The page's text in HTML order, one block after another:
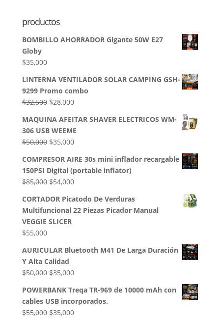
productos
BOMBILLO AHORRADOR Gigante 50W E27
Globy
$35,000
LINTERNA VENTILADOR SOLAR CAMPING GSH-
9299 Promo combo
$32,500 El
original
era:
$32,500.
$28,000El
actual
es:
$28,000.
MAQUINA AFEITAR SHAVER ELECTRICOS WM-
306 USB WEEME
$50,000 El
original
era:
$50,000.
$35,000El
actual
es:
$35,000.
COMPRESOR AIRE 30s mini inflador recargable
150PSI Digital (portable inflator)
$85,000 El
original
era:
$85,000.
$54,000El
actual
es:
CORTADOR Picatodo De Verduras
Multifuncional 22 Piezas Picador Manual
VEGGIE SLICER
$55,000
AURICULAR Bluetooth M41 De Larga Duración
Y Alta Calidad
$50,000 El
original
era:
$50,000.
$35,000El
actual
es:
$35,000.
POWERBANK Treqa TR-969 de 10000 mAh con
cables USB incorporados.
$55,000 El
$35,000El